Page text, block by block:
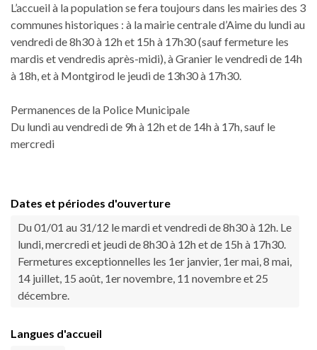
L’accueil à la population se fera toujours dans les mairies des 3
communes historiques : à la mairie centrale d’Aime du lundi au
vendredi de 8h30 à 12h et 15h à 17h30 (sauf fermeture les
mardis et vendredis après-midi), à Granier le vendredi de 14h
à 18h, et à Montgirod le jeudi de 13h30 à 17h30.
Permanences de la Police Municipale
Du lundi au vendredi de 9h à 12h et de 14h à 17h, sauf le
mercredi
Dates et périodes d'ouverture
Du 01/01 au 31/12 le mardi et vendredi de 8h30 à 12h. Le
lundi, mercredi et jeudi de 8h30 à 12h et de 15h à 17h30.
Fermetures exceptionnelles les 1er janvier, 1er mai, 8 mai,
14 juillet, 15 août, 1er novembre, 11 novembre et 25
décembre.
Langues d'accueil